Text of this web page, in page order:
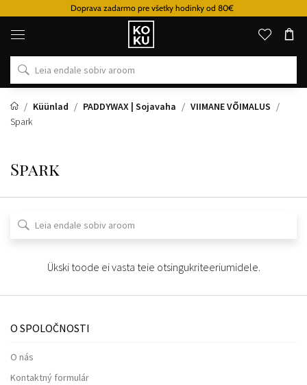
Doprava zadarmo pre všetky hodinky od 80€
Originaalsed
parfüümid
kellad
ühes
Küünlad PADDYWAX | Sojavaha
VIIMANE VÕIMALUS
Spark
Spark
Ükski toode ei vasta teie otsingukriteeriumidele.
O SPOLOČNOSTI
O nás
Kontaktný formulár